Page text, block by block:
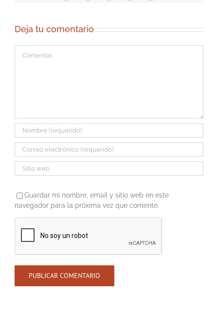
Deja tu comentario
Guardar mi nombre, email y sitio web en este
navegador para la próxima vez que comente.